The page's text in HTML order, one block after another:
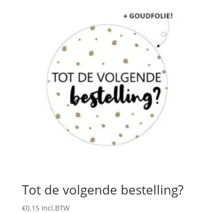
Tot de volgende bestelling?
€0.15 Incl.BTW